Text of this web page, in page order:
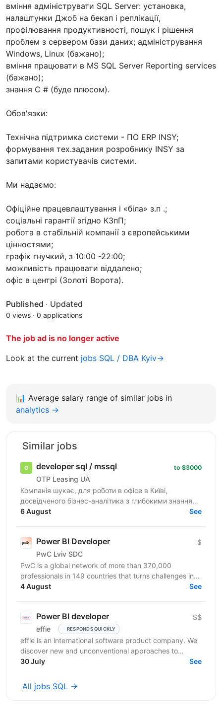
вміння адмініструвати SQL Server: установка,
налаштунки Джоб на бекап і реплікації,
профілювання продуктивності, пошук і рішення
проблем з сервером бази даних; адміністрування
Windows, Linux (бажано);
вміння працювати в MS SQL Server Reporting services
(бажано);
знання C # (буде плюсом).
Обов'язки:
Технічна підтримка системи - ПО ERP INSY;
формування тех.задания розробнику INSY за
запитами користувачів системи.
Ми надаємо:
Офіційне працевлаштування і «біла» з.п .;
соціальні гарантії згідно КЗпП;
робота в стабільній компанії з європейськими
цінностями;
графік гнучкий, з 10:00 -22:00;
можливість працювати віддалено;
офіс в центрі (Золоті Ворота).
Published · Updated
0 views · 0 applications
The job ad is no longer active
Look at the current jobs SQL / DBA Kyiv→
📊 Average salary range of similar jobs in
analytics →
Similar jobs
developer sql / mssql
OTP Leasing UA
to $3000
Компанія шукає, для роботи в офісе в Київі,
досвідченого бізнес-аналітика з глибокими знаннями
MS SQL для приєднання до нашої команди. Вимоги:
6 August See
Power BI Developer
PwC Lviv SDC
$
PwC is a global network of more than 370,000
professionals in 149 countries that turns challenges into
opportunities. We create innovative solutions in...
4 August See
Power BI developer
effie RESPONDS QUICKLY
$$
effie is an international software product company. We
discover new and unconventional approaches to
tackling business challenges by providing global...
30 July See
All jobs SQL →